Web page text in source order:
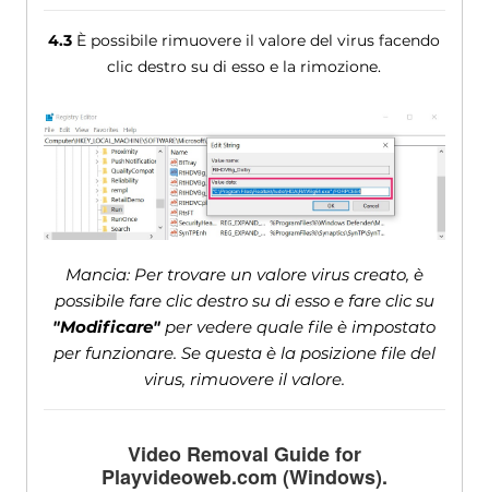
4.3 È possibile rimuovere il valore del virus facendo
clic destro su di esso e la rimozione.
Mancia: Per trovare un valore virus creato, è
possibile fare clic destro su di esso e fare clic su
"Modificare" per vedere quale file è impostato
per funzionare. Se questa è la posizione file del
virus, rimuovere il valore.
Video Removal Guide for
Playvideoweb.com (Windows).